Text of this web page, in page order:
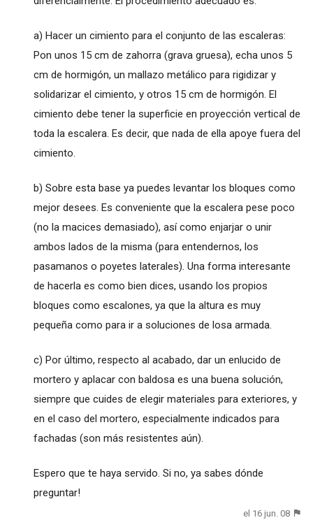
a) Hacer un cimiento para el conjunto de las escaleras:
Pon unos 15 cm de zahorra (grava gruesa), echa unos 5
cm de hormigón, un mallazo metálico para rigidizar y
solidarizar el cimiento, y otros 15 cm de hormigón. El
cimiento debe tener la superficie en proyección vertical de
toda la escalera. Es decir, que nada de ella apoye fuera del
cimiento.
b) Sobre esta base ya puedes levantar los bloques como
mejor desees. Es conveniente que la escalera pese poco
(no la macices demasiado), así como enjarjar o unir
ambos lados de la misma (para entendernos, los
pasamanos o poyetes laterales). Una forma interesante
de hacerla es como bien dices, usando los propios
bloques como escalones, ya que la altura es muy
pequeña como para ir a soluciones de losa armada.
c) Por último, respecto al acabado, dar un enlucido de
mortero y aplacar con baldosa es una buena solución,
siempre que cuides de elegir materiales para exteriores, y
en el caso del mortero, especialmente indicados para
fachadas (son más resistentes aún).
Espero que te haya servido. Si no, ya sabes dónde
preguntar!
el 16 jun. 08